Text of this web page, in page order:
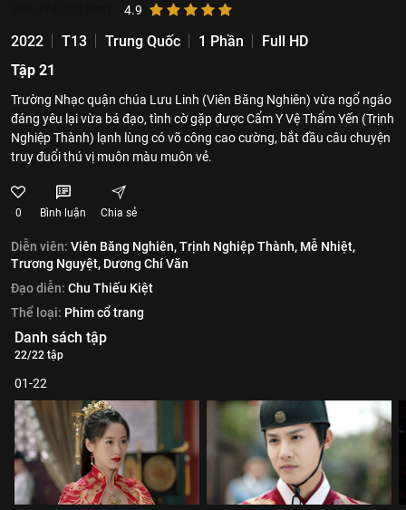
4.9
2022 T13 Trung Quốc 1 Phần
Full HD
Tập 21
Trường Nhạc quận chúa Lưu Linh (Viên Băng Nghiên) vừa ngổ ngáo
đáng yêu lại vừa bá đạo, tình cờ gặp được Cẩm Y Vệ Thẩm Yến (Trịnh
Nghiệp Thành) lạnh lùng có võ công cao cường, bắt đầu câu chuyện
truy đuổi thú vị muôn màu muôn vẻ.
0 Bình luận Chia sẻ
Diễn viên: Viên Băng Nghiên,Trịnh Nghiệp Thành, Mễ Nhiệt,
Trương Nguyệt, Dương Chí Văn
Đạo diễn: Chu Thiếu Kiệt
Thể loại: Phim cổ trang
Danh sách tập
22/22 tập
01-22